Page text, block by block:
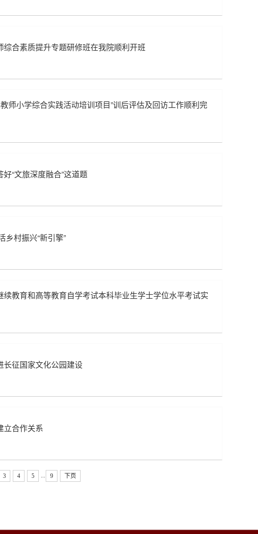
合素质提升专题研修班在我院顺利开班
师小学综合实践活动培训项目”训后评估及回访工作顺利完
“文旅深度融合”这道题
乡村振兴“新引擎”
教育和高等教育自学考试本科毕业生学士学位水平考试实
长征国家文化公园建设
立合作关系
3 4 5 9 下页